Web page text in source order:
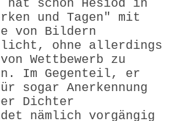
hat schon Hesiod in
und Tagen" mit
von Bildern
ohne allerdings
Wettbewerb zu
Im Gegenteil, er
sogar Anerkennung
Dichter
nämlich vorgängig